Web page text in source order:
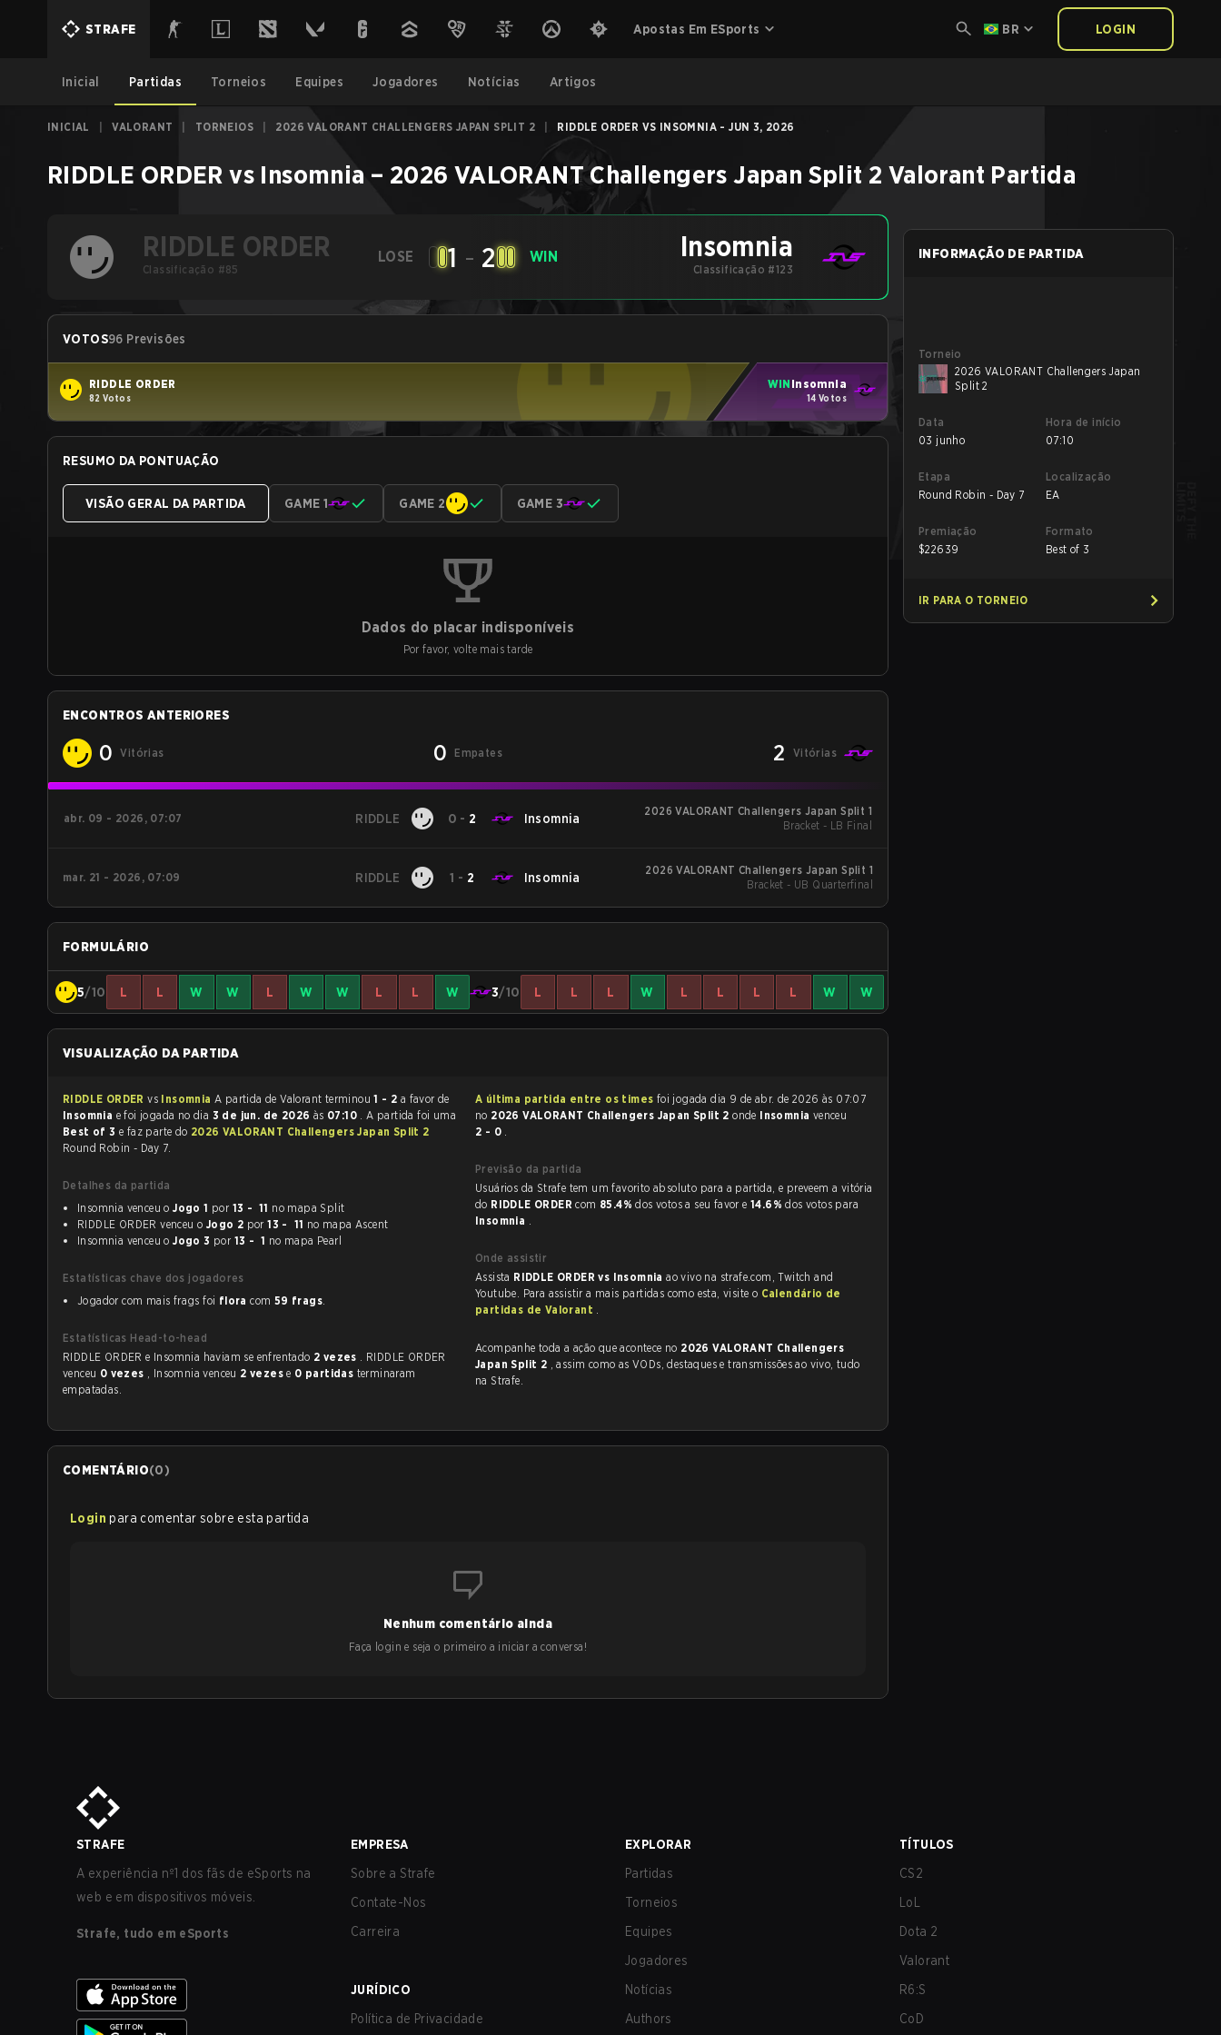
STRAFE Apostas Em ESports BR LOGIN
Inicial Partidas Torneios Equipes Jogadores Notícias Artigos
INICIAL VALORANT TORNEIOS 2026 VALORANT CHALLENGERS JAPAN SPLIT 2 RIDDLE ORDER VS INSOMNIA - JUN 3, 2026
RIDDLE ORDER vs Insomnia – 2026 VALORANT Challengers Japan Split 2 Valorant Partida
RIDDLE ORDER
Classificação #85
LOSE 1 - 2 WIN Insomnia
Classificação #123
VOTOS96 Previsões
RIDDLE ORDER
82 Votos
WIN Insomnia
14 Votos
RESUMO DA PONTUAÇÃO
VISÃO GERAL DA PARTIDA GAME 1 GAME 2 GAME 3
Dados do placar indisponíveis
Por favor, volte mais tarde
ENCONTROS ANTERIORES
0 Vitórias 0 Empates 2 Vitórias
abr. 09 - 2026, 07:07 RIDDLE 0 - 2 Insomnia
2026 VALORANT Challengers Japan Split 1
Bracket - LB Final
mar. 21 - 2026, 07:09 RIDDLE 1 - 2 Insomnia
2026 VALORANT Challengers Japan Split 1
Bracket - UB Quarterfinal
FORMULÁRIO
5/10 L L W W L W W L L W 3/10 L L L W L L L L W W
VISUALIZAÇÃO DA PARTIDA
RIDDLE ORDERvs Insomnia A partida de Valorant terminou1 - 2 a favor de
Insomnia
e foi jogada no dia 3 de jun. de 2026 às 07:10 . A partida foi uma
Best of 3 e faz parte do 2026 VALORANT Challengers Japan Split 2
Round Robin - Day 7.
Detalhes da partida
Insomnia venceu oJogo 1 por 13 - 11 no mapa Split
RIDDLE ORDER venceu o Jogo 2 por 13 - 11 no mapa Ascent
Insomnia venceu oJogo 3 por 13 - 1 no mapa Pearl
Estatísticas chave dos jogadores
Jogador com mais frags foi flora com 59 frags.
Estatísticas Head-to-head
RIDDLE ORDER e Insomnia haviam se enfrentado 2 vezes . RIDDLE ORDER
venceu 0 vezes , Insomnia venceu 2 vezese 0 partidas terminaram
empatadas.
A última partida entre os times
no 2026 VALORANT Challengers Japan Split 2onde Insomnia venceu
2 - 0 .
Previsão da partida
Usuários da Strafe tem um favorito absoluto para a partida, e preveem a vitória
do RIDDLE ORDERcom 85.4%dos votos a seu favor e 14.6%dos votos para
Insomnia .
Onde assistir
Assista RIDDLE ORDER vs Insomniaao vivo na strafe.com, Twitch and
Youtube. Para assistir a mais partidas como esta, visite o Calendário de
partidas de Valorant .
Acompanhe toda a ação que acontece no 2026 VALORANT Challengers
Japan Split 2 , assim como as VODs, destaques e transmissões ao vivo, tudo
na Strafe.
COMENTÁRIO(0)
Login para comentar sobre esta partida
Nenhum comentário ainda
Faça login e seja o primeiro a iniciar a conversa!
INFORMAÇÃO DE PARTIDA
Torneio
2026 VALORANT Challengers Japan
Split 2
Data
03 junho
Hora de início
07:10
Etapa
Round Robin - Day 7
Localização
EA
Premiação
$22639
Formato
Best of 3
IR PARA O TORNEIO
STRAFE
A experiência nº1 dos fãs de eSports na
web e em dispositivos móveis.
Strafe, tudo em eSports
EMPRESA
Sobre a Strafe
Contate-Nos
Carreira
JURÍDICO
Política de Privacidade
EXPLORAR
Partidas
Torneios
Equipes
Jogadores
Notícias
Authors
TÍTULOS
CS2
LoL
Dota 2
Valorant
R6:S
CoD